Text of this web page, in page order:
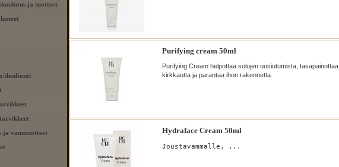
ja tuotteet
desifionti
ja vanutuotteet
Purifying cream 50ml
Purifying Cream helpottaa solujen uusiutumista, tasapainottaa
kirkkautta ja parantaa ihon rakennetta.
Hydraface Cream 50ml
Joustavammalle, ...